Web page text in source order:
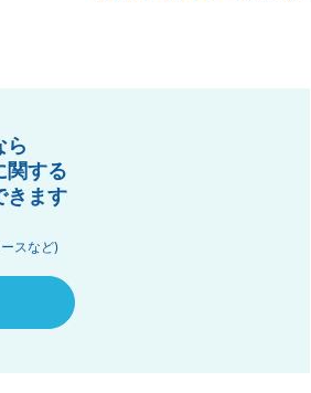
ら
関する
きます
スなど)